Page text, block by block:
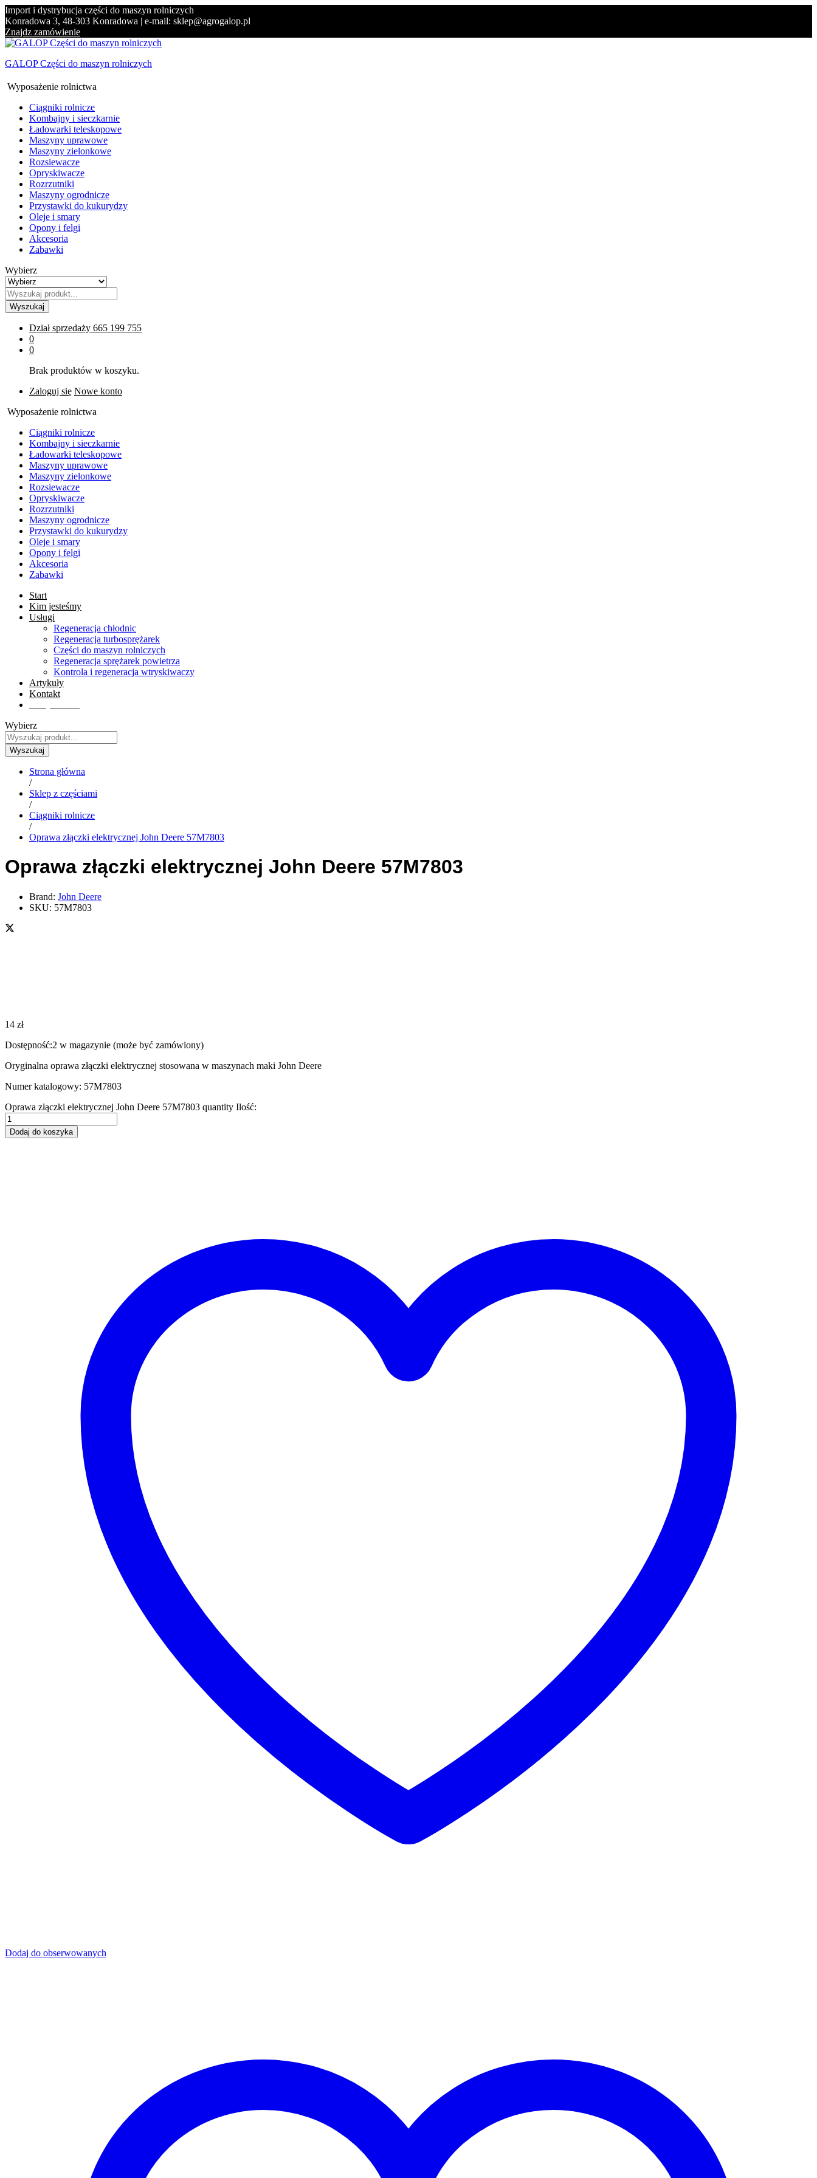
Import i dystrybucja części do maszyn rolniczych
Konradowa 3, 48-303 Konradowa | e-mail: sklep@agrogalop.pl
Znajdz zamówienie
GALOP Części do maszyn rolniczych
Wyposażenie rolnictwa
Ciągniki rolnicze
Kombajny i sieczkarnie
Ładowarki teleskopowe
Maszyny uprawowe
Maszyny zielonkowe
Rozsiewacze
Opryskiwacze
Rozrzutniki
Maszyny ogrodnicze
Przystawki do kukurydzy
Oleje i smary
Opony i felgi
Akcesoria
Zabawki
Wybierz
Wyszukaj
Dział sprzedaży 665 199 755
0
0
Brak produktów w koszyku.
Zaloguj się Nowe konto
Wyposażenie rolnictwa
Ciągniki rolnicze
Kombajny i sieczkarnie
Ładowarki teleskopowe
Maszyny uprawowe
Maszyny zielonkowe
Rozsiewacze
Opryskiwacze
Rozrzutniki
Maszyny ogrodnicze
Przystawki do kukurydzy
Oleje i smary
Opony i felgi
Akcesoria
Zabawki
Start
Kim jesteśmy
Usługi
Regeneracja chłodnic
Regeneracja turbosprężarek
Części do maszyn rolniczych
Regeneracja sprężarek powietrza
Kontrola i regeneracja wtryskiwaczy
Artykuły
Kontakt
Wybierz
Wyszukaj
Strona główna
/
Sklep z częściami
/
Ciągniki rolnicze
/
Oprawa złączki elektrycznej John Deere 57M7803
Oprawa złączki elektrycznej John Deere 57M7803
Brand: John Deere
SKU: 57M7803
14 zł
Dostępność:2 w magazynie (może być zamówiony)
Oryginalna oprawa złączki elektrycznej stosowana w maszynach maki John Deere
Numer katalogowy: 57M7803
Oprawa złączki elektrycznej John Deere 57M7803 quantity Ilość:
Dodaj do koszyka
Dodaj do obserwowanych